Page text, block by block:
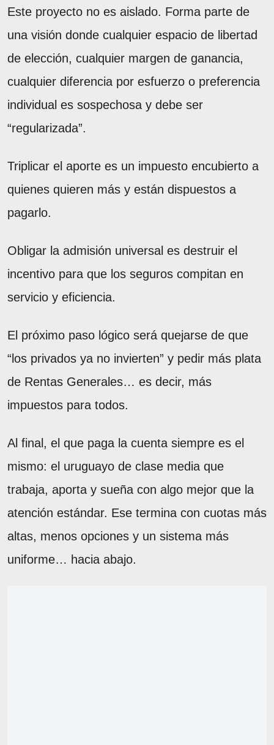
Este proyecto no es aislado. Forma parte de
una visión donde cualquier espacio de libertad
de elección, cualquier margen de ganancia,
cualquier diferencia por esfuerzo o preferencia
individual es sospechosa y debe ser
“regularizada”.
Triplicar el aporte es un impuesto encubierto a
quienes quieren más y están dispuestos a
pagarlo.
Obligar la admisión universal es destruir el
incentivo para que los seguros compitan en
servicio y eficiencia.
El próximo paso lógico será quejarse de que
“los privados ya no invierten” y pedir más plata
de Rentas Generales… es decir, más
impuestos para todos.
Al final, el que paga la cuenta siempre es el
mismo: el uruguayo de clase media que
trabaja, aporta y sueña con algo mejor que la
atención estándar. Ese termina con cuotas más
altas, menos opciones y un sistema más
uniforme… hacia abajo.